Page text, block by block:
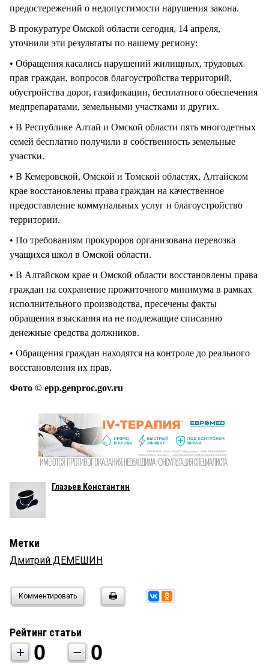
предостережений о недопустимости нарушения закона.
В прокуратуре Омской области сегодня, 14 апреля,
уточнили эти результаты по нашему региону:
• Обращения касались нарушений жилищных, трудовых
прав граждан, вопросов благоустройства территорий,
обустройства дорог, газификации, бесплатного обеспечения
медпрепаратами, земельными участками и других.
• В Республике Алтай и Омской области пять многодетных
семей бесплатно получили в собственность земельные
участки.
• В Кемеровской, Омской и Томской областях, Алтайском
крае восстановлены права граждан на качественное
предоставление коммунальных услуг и благоустройство
территории.
• По требованиям прокуроров организована перевозка
учащихся школ в Омской области.
• В Алтайском крае и Омской области восстановлены права
граждан на сохранение прожиточного минимума в рамках
исполнительного производства, пресечены факты
обращения взыскания на не подлежащие списанию
денежные средства должников.
• Обращения граждан находятся на контроле до реального
восстановления их прав.
Фото © epp.genproc.gov.ru
Глазьев Константин
Метки
Дмитрий ДЕМЕШИН
Комментировать
Рейтинг статьи
0 0